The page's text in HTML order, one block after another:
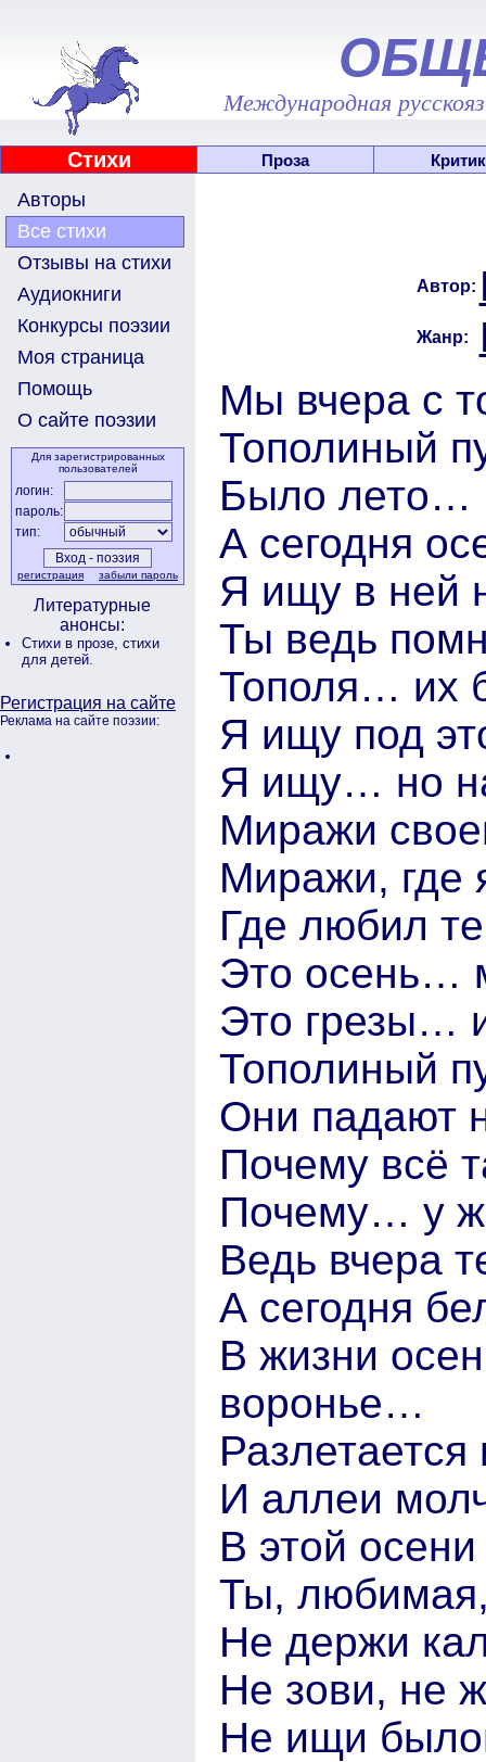
Международная
Стихи Проза
Авторы
Все стихи
Отзывы на стихи
Аудиокниги
Конкурсы поэзии
Моя страница
Помощь
О сайте поэзии
Для зарегистрированных
пользователей
логин:
пароль:
тип:
регистрация забыли пароль
Литературные
анонсы:
Стихи в прозе, стихи
для детей.
Регистрация на сайте
Реклама на сайте поэзии:
Автор:
Жанр:
Мы вчера с
Тополиный
Было лето…
А сегодня
Я ищу в ней
Ты ведь
Тополя… их
Я ищу под
Я ищу… но
Миражи
Миражи, где
Где любил
Это осень…
Это грезы…
Тополиный
Они падают
Почему всё
Почему… у
Ведь вчера
А сегодня
В жизни
воронье…
И аллеи
В этой
Ты,
Не держи
Не зови, не
Не ищи